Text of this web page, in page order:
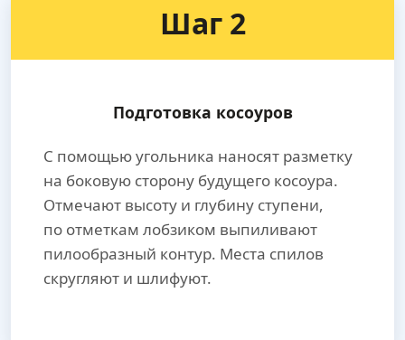
Шаг 2
Подготовка косоуров
С помощью угольника наносят разметку
на боковую сторону будущего косоура.
Отмечают высоту и глубину ступени,
по отметкам лобзиком выпиливают
пилообразный контур. Места спилов
скругляют и шлифуют.